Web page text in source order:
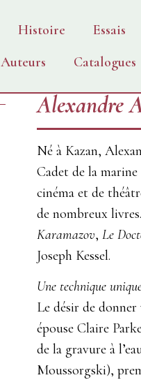
Histoire Essais
Auteurs Catalogues
Alexandre
Né à Kazan,
Cadet de la
cinéma et de
de nombreux
Karamazov, Le
Joseph Kessel.
Une technique
Le désir de
épouse Claire
de la gravure à
Moussorgski),